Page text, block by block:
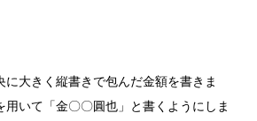
に大きく縦書きで包んだ金額を書きま
用いて「金〇〇圓也」と書くようにしま